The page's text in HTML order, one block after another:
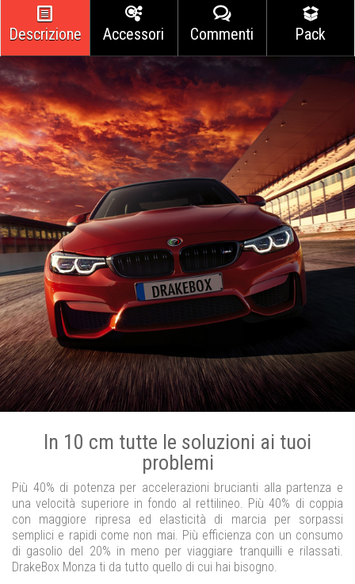
Descrizione Accessori Commenti Pack
In 10 cm tutte le soluzioni ai tuoi
problemi
Più 40% di potenza per accelerazioni brucianti alla partenza e
una velocità superiore in fondo al rettilineo. Più 40% di coppia
con maggiore ripresa ed elasticità di marcia per sorpassi
semplici e rapidi come non mai. Più efficienza con un consumo
di gasolio del 20% in meno per viaggiare tranquilli e rilassati.
DrakeBox Monza ti da tutto quello di cui hai bisogno.